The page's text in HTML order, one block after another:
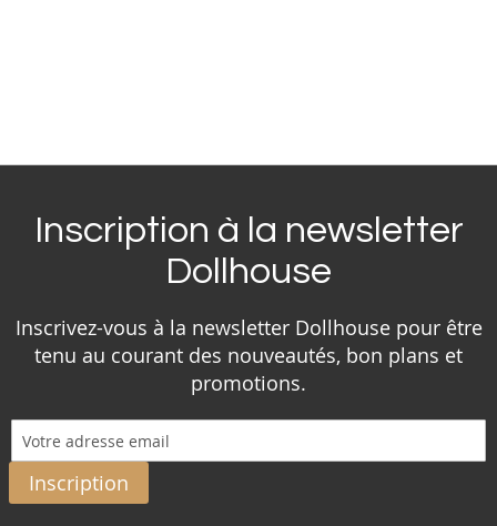
Inscription à la newsletter
Dollhouse
Inscrivez-vous à la newsletter Dollhouse pour être
tenu au courant des nouveautés, bon plans et
promotions.
Inscription